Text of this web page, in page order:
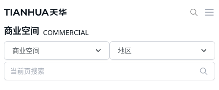
商业空间 COMMERCIAL
商业空间
地区